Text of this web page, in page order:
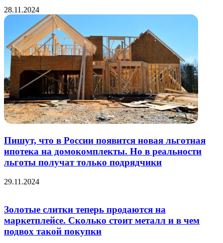
28.11.2024
Пишут, что в России появится новая льготная
ипотека на домокомплекты. Но в реальности
льготы получат только подрядчики
29.11.2024
Золотые слитки теперь продаются на
маркетплейсе. Сколько стоит металл и в чем
подвох такой покупки